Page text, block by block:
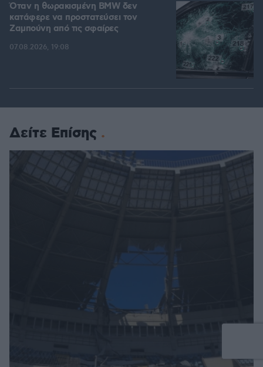
Όταν η θωρακισμένη BMW δεν
κατάφερε να προστατεύσει τον
Ζαμπούνη από τις σφαίρες
07.08.2026, 19:08
Δείτε Επίσης